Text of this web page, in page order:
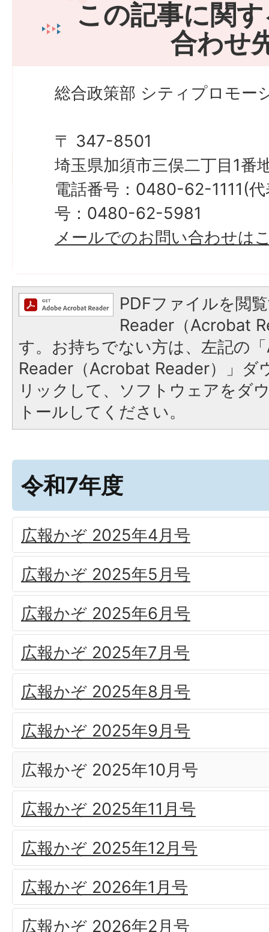
この記事に関
合わせ
総合政策部 シティプロモー
〒 347-8501
埼玉県加須市三俣二丁目1番
電話番号：0480-62-1111(
号：0480-62-5981
メールでのお問い合わせは
PDFファイルを閲
Reader（Acrobat
す。お持ちでない方は、左記の
Reader（Acrobat Reader）」ダ
リックして、ソフトウェアをダ
トールしてください。
令和7年度
広報かぞ 2025年4月号
広報かぞ 2025年5月号
広報かぞ 2025年6月号
広報かぞ 2025年7月号
広報かぞ 2025年8月号
広報かぞ 2025年9月号
広報かぞ 2025年10月号
広報かぞ 2025年11月号
広報かぞ 2025年12月号
広報かぞ 2026年1月号
広報かぞ 2026年2月号